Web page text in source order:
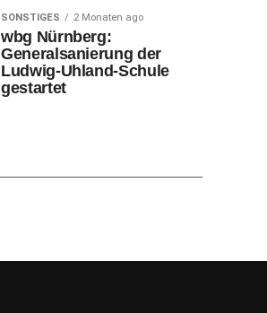
SONSTIGES 2 Monaten ago
wbg Nürnberg:
Generalsanierung der
Ludwig-Uhland-Schule
gestartet